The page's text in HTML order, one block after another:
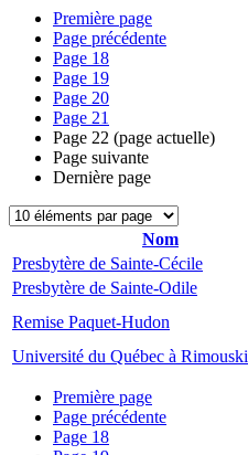
Première page
Page précédente
Page 18
Page 19
Page 20
Page 21
Page 22 (page actuelle)
Page suivante
Dernière page
Nom
Presbytère de Sainte-Cécile
Presbytère de Sainte-Odile
Remise Paquet-Hudon
Université du Québec à Rimouski
Première page
Page précédente
Page 18